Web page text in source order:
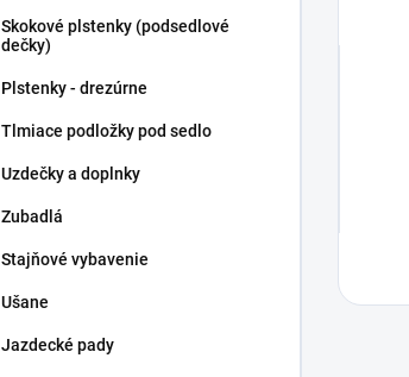
Skokové plstenky (podsedlové
dečky)
Plstenky - drezúrne
Tlmiace podložky pod sedlo
Uzdečky a doplnky
Zubadlá
Stajňové vybavenie
Ušane
Jazdecké pady